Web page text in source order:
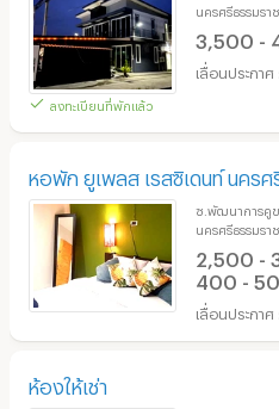
ลงทะเบียนที่พักแล้ว
นครศรีธรรมราช
3,500 -
หอพัก ยูเพลส เรสซิเดนท์ นครศ
ซ.พัฒนาการคูข
นครศรีธรรมรา
2,500 -
400 -
ห้องให้เช่า